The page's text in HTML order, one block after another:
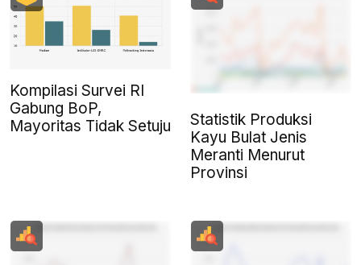
Kompilasi Survei RI
Gabung BoP,
Mayoritas Tidak Setuju
Statistik Produksi
Kayu Bulat Jenis
Meranti Menurut
Provinsi